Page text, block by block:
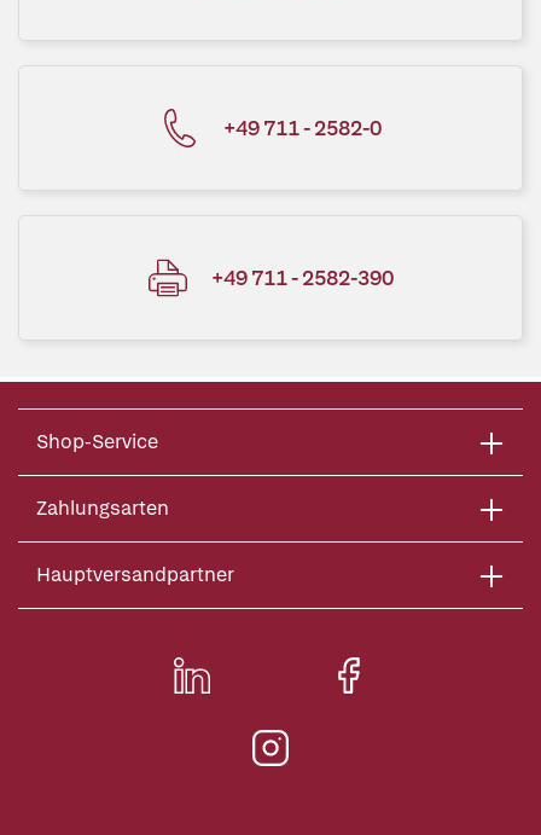
+49 711 - 2582-0
+49 711 - 2582-390
Shop-Service
Zahlungsarten
Hauptversandpartner